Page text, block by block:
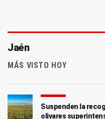
Jaén
MÁS VISTO HOY
Suspenden la
olivares